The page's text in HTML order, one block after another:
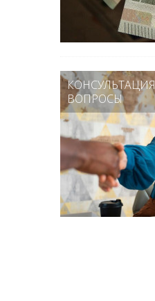
КОНСУЛЬТАЦИЯ
ВОПРОСЫ